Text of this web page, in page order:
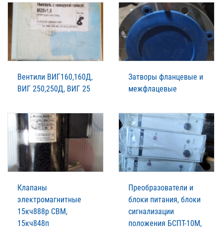
Вентили ВИГ160,160Д,
ВИГ 250,250Д, ВИГ 25
Затворы фланцевые и
межфлацевые
Клапаны
электромагнитные
15кч888р СВМ,
15кч848п
Преобразователи и
блоки питания, блоки
сигнализации
положения БСПТ-10М,